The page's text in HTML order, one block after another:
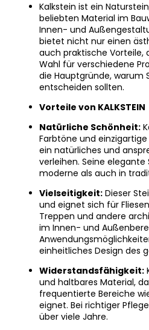
Kalkstein ist ein
beliebten Material im
Innen- und
bietet nicht nur einen
auch praktische Vorteile,
Wahl für verschiedene
die Hauptgründe, warum
entscheiden sollten.
Vorteile von KALKSTEIN
Natürliche Schönheit:
Farbtöne und
ein natürliches und
verleihen. Seine
moderne als auch in
Vielseitigkeit: Dieser
und eignet sich für
Treppen und andere
im Innen- und
einheitliches Design des
Widerstandsfähigkeit:
und haltbares Material,
frequentierte Bereiche
eignet. Bei richtiger
über viele Jahre.